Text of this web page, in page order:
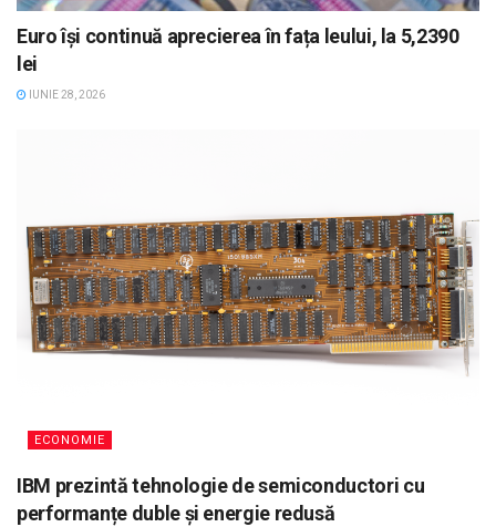
Euro își continuă aprecierea în fața leului, la 5,2390
lei
IUNIE 28, 2026
ECONOMIE
IBM prezintă tehnologie de semiconductori cu
performanțe duble și energie redusă